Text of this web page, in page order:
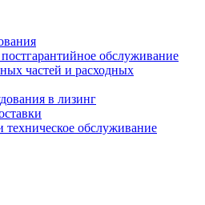
обслуживание
частей и расходных
в лизинг
техническое обслуживание